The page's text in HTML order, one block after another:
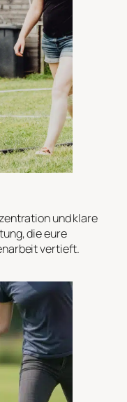
und klare
die eure
vertieft.